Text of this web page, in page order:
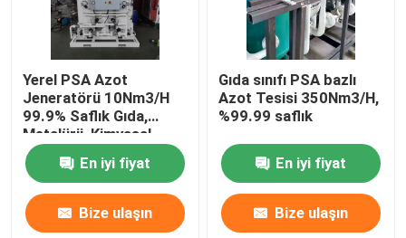
Yerel PSA Azot
Jeneratörü 10Nm3/H
99.9% Saflık Gıda,
Metalürji, Kimyasal
En iyi fiyat
Bize ulaşın
Gıda sınıfı PSA bazlı
Azot Tesisi 350Nm3/H,
%99.99 saflık
En iyi fiyat
Bize ulaşın